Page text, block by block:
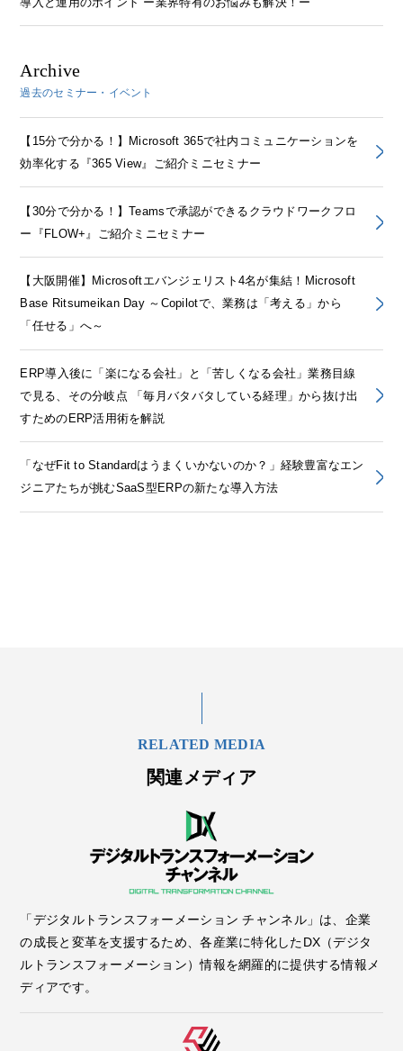
Archive
過去のセミナー・イベント
【15分で分かる！】Microsoft 365で社内コミュニケーションを
効率化する『365 View』ご紹介ミニセミナー
【30分で分かる！】Teamsで承認ができるクラウドワークフロ
ー『FLOW+』ご紹介ミニセミナー
【大阪開催】Microsoftエバンジェリスト4名が集結！Microsoft
Base Ritsumeikan Day ～Copilotで、業務は「考える」から
「任せる」へ～
ERP導入後に「楽になる会社」と「苦しくなる会社」業務目線
で見る、その分岐点 「毎月バタバタしている経理」から抜け出
すためのERP活用術を解説
「なぜFit to Standardはうまくいかないのか？」経験豊富なエン
ジニアたちが挑むSaaS型ERPの新たな導入方法
RELATED MEDIA
関連メディア
「デジタルトランスフォーメーション チャンネル」は、企業
の成長と変革を支援するため、各産業に特化したDX（デジタ
ルトランスフォーメーション）情報を網羅的に提供する情報メ
ディアです。